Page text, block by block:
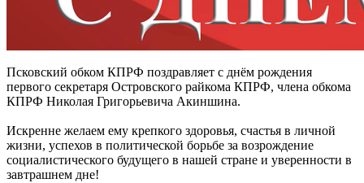
Псковский обком КПРФ поздравляет с днём рождения
первого секретаря Островского райкома КПРФ, члена обкома
КПРФ Николая Григорьевича Акиншина.
Искренне желаем ему крепкого здоровья, счастья в личной
жизни, успехов в политической борьбе за возрождение
социалистического будущего в нашей стране и уверенности в
завтрашнем дне!